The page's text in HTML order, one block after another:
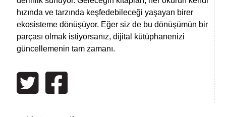
hızında ve tarzında keşfedebileceği yaşayan birer
ekosisteme dönüşüyor. Eğer siz de bu dönüşümün bir
parçası olmak istiyorsanız, dijital kütüphanenizi
güncellemenin tam zamanı.